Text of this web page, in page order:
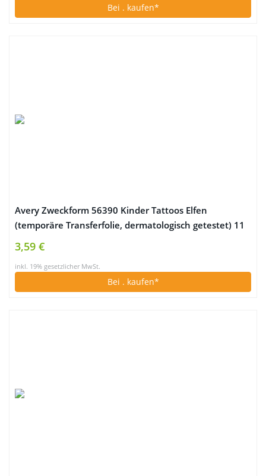
Bei . kaufen*
Avery Zweckform 56390 Kinder Tattoos Elfen
(temporäre Transferfolie, dermatologisch getestet) 11
Aufkleber
3,59 €
inkl. 19% gesetzlicher MwSt.
Bei . kaufen*